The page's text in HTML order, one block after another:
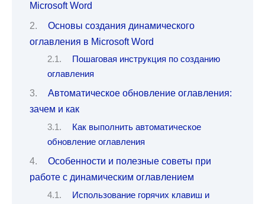
Microsoft Word
Основы создания динамического
оглавления в Microsoft Word
Пошаговая инструкция по созданию
оглавления
Автоматическое обновление оглавления:
зачем и как
Как выполнить автоматическое
обновление оглавления
Особенности и полезные советы при
работе с динамическим оглавлением
Использование горячих клавиш и